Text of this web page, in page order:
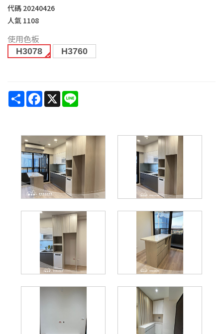
代碼 20240426
人氣 1108
使用色板
H3078 H3760
ShareFacebook
X